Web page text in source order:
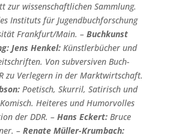
zur wissenschaftlichen Sammlung.
Instituts für Jugendbuchforschung
Frankfurt/Main. – Buchkunst
Jens Henkel:Künstlerbücher und
Von subversiven Buch-
zu Verlegern in der Marktwirtschaft.
Poetisch, Skurril, Satirisch und
Heiteres und Humorvolles
der DDR. – Hans Eckert:Bruce
– Renate Müller-Krumbach: